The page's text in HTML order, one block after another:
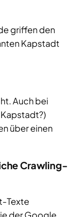
griffen den
Kapstadt
Auch bei
über einen
Crawling-
Texte